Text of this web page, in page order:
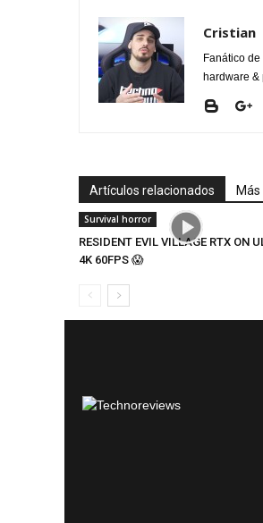
Cristian
Fanático
hardware &
Artículos relacionados
Survival horror
RESIDENT EVIL VILLAGE RTX ON
4K 60FPS 😱